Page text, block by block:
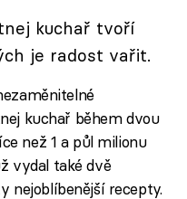
kuchař tvoří
je radost vařit.
kuchař během dvou
než 1 a půl milionu
vydal také dvě
nejoblíbenější recepty.